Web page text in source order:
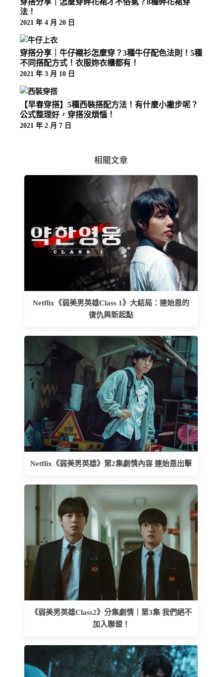
法！
2021 年 4 月 20 日
穿搭分享｜牛仔襯衫怎麼穿？3種牛仔配色法則！5種
不同搭配方式！衣服妳衣櫃都有！
2021 年 3 月 10 日
【早春穿搭】5種西裝搭配方法！有什麼小撇步呢？
公式整理好，穿搭沒煩惱！
2021 年 2 月 7 日
相關文章
Netflix《弱美男英雄Class 1》大結局：連始恩的
復仇與新起點
Netflix《弱美男英雄》第2集劇情內容 連始恩出擊
《弱美男英雄Class2》分集劇情｜第3集 我們絕不
加入聯盟！